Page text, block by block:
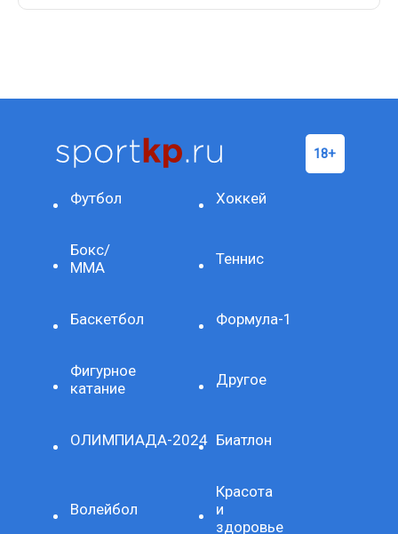
Футбол Хоккей
Бокс/
ММА
Теннис
Баскетбол Формула-1
Фигурное
катание
Другое
ОЛИМПИАДА-2024 Биатлон
Волейбол
Красота
и
здоровье